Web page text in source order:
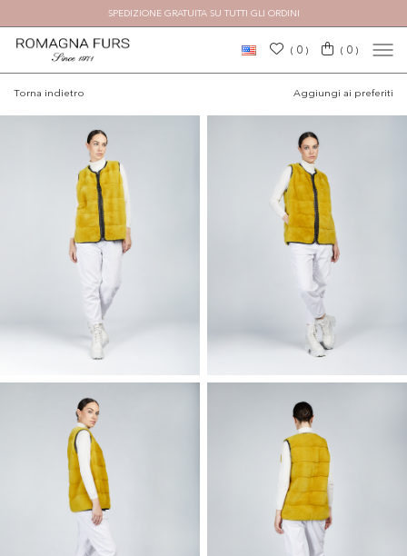
SPEDIZIONE GRATUITA SU TUTTI GLI ORDINI
( 0) ( 0 )
Torna indietro Aggiungi ai preferiti